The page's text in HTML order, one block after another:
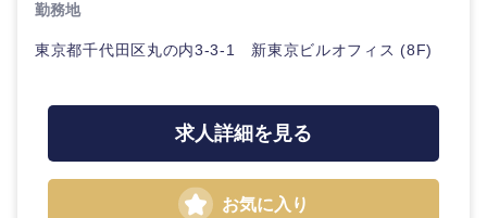
勤務地
東京都千代田区丸の内3-3-1 新東京ビルオフィス (8F)
求人詳細を見る
お気に入り